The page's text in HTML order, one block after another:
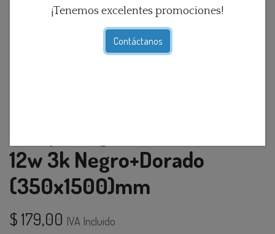
¡Tenemos excelentes promociones!
Contáctanos
12w 3k Negro+Dorado
(350x1500)mm
$ 179,00 IVA Incluido